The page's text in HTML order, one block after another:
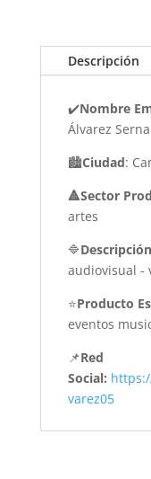
Descripción
✔️Nombre
Álvarez Serna
🏙️Ciudad:
🔺Sector
artes
🔷
audiovisual -
⭐Producto
eventos
📌Red
Social:
varez05